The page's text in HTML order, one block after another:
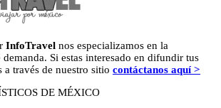
InfoTravel nos especializamos en la
Si estas interesado en difundir tus
través de nuestro sitio contáctanos aquí >
DE MÉXICO